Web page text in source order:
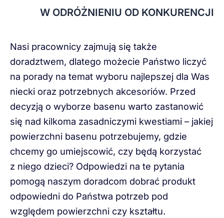
W ODRÓŻNIENIU OD KONKURENCJI
Nasi pracownicy zajmują się także
doradztwem, dlatego możecie Państwo liczyć
na porady na temat wyboru najlepszej dla Was
niecki oraz potrzebnych akcesoriów. Przed
decyzją o wyborze basenu warto zastanowić
się nad kilkoma zasadniczymi kwestiami – jakiej
powierzchni basenu potrzebujemy, gdzie
chcemy go umiejscowić, czy będą korzystać
z niego dzieci? Odpowiedzi na te pytania
pomogą naszym doradcom dobrać produkt
odpowiedni do Państwa potrzeb pod
względem powierzchni czy kształtu.